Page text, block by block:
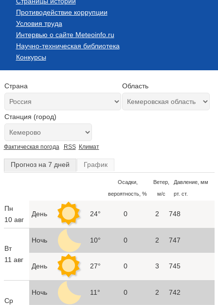
Противодействие коррупции
Условия труда
Интервью о сайте Meteoinfo.ru
Научно-техническая библиотека
Конкурсы
Страна Область
Станция (город)
Фактическая погода RSS Климат
Прогноз на 7 дней График
Осадки,
вероятность, %
Ветер,
м/с
Давление, мм
рт. ст.
Пн
10 авг
День 24° 0 2 748
Вт
11 авг
Ночь 10° 0 2 747
День 27° 0 3 745
Ср
Ночь 11° 0 2 742